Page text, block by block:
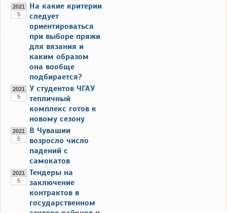
2021
5
На какие критерии
следует
ориентироваться
при выборе пряжи
для вязания и
каким образом
она вообще
подбирается?
2021
5
У студентов ЧГАУ
тепличный
комплекс готов к
новому сезону
2021
5
В Чувашии
возросло число
падений с
самокатов
2021
5
Тендеры на
заключение
контрактов в
государственном